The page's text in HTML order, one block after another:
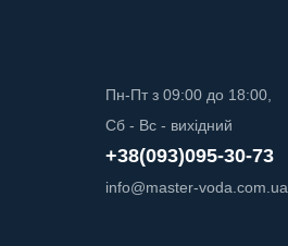
Пн-Пт з 09:00 до 18:00,
Сб - Вс - вихідний
+38(093)095-30-73
info@master-voda.com.ua